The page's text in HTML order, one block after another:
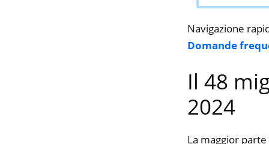
Navigazione
Domande
Il 48
2024
La maggior